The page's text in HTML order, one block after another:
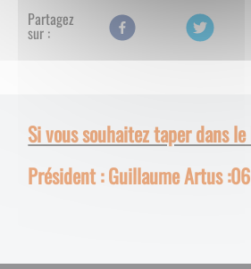
Partagez
sur :
Si vous souhaitez taper dans
Président : Guillaume Artus